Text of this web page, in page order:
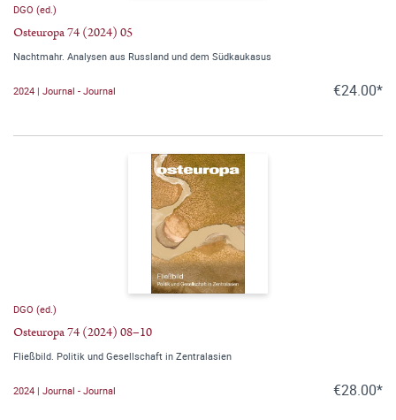
DGO (ed.)
Osteuropa 74 (2024) 05
Nachtmahr. Analysen aus Russland und dem Südkaukasus
2024 | Journal - Journal €24.00*
DGO (ed.)
Osteuropa 74 (2024) 08–10
Fließbild. Politik und Gesellschaft in Zentralasien
2024 | Journal - Journal €28.00*